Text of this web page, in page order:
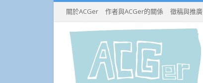
關於ACGer 作者與ACGer的關係 徵稿與推